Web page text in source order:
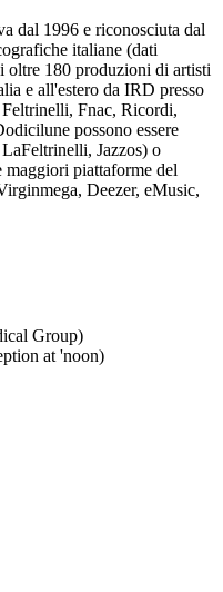
dal 1996 e riconosciuta dal
italiane (dati
oltre 180 produzioni di artisti
e all'estero da IRD presso
Fnac, Ricordi,
possono essere
Jazzos) o
piattaforme del
Deezer, eMusic,
Group)
at 'noon)